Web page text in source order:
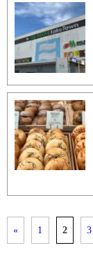
« 1 2 3